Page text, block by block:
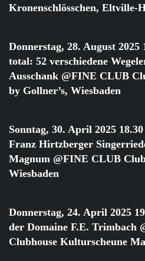
Kronenschlösschen, Eltville-
Donnerstag, 28. August 2025
total: 52 verschiedene
Ausschank @FINE CLUB
by Gollner’s, Wiesbaden
Sonntag, 30. April 2025
Franz Hirtzberger
Magnum @FINE CLUB
Wiesbaden
Donnerstag, 24. April 2025
der Domaine F.E. Trimbach
Clubhouse Kulturscheune